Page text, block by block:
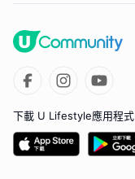
下載 U Lifestyle應用程式